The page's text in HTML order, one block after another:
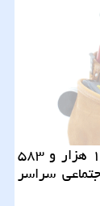
كار در محل: در سه ماه بهار سال جاری، ۱۲۱ هزار و ۵۸۳
سراسر